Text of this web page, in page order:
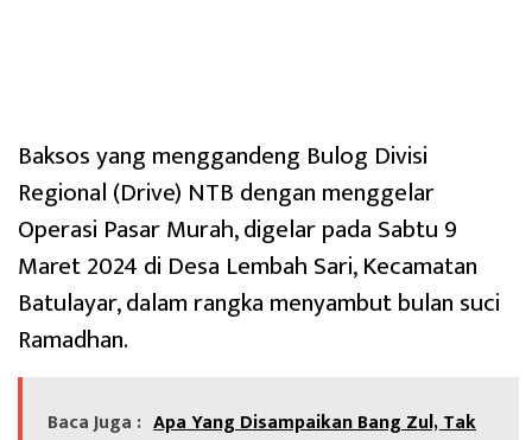
Baksos yang menggandeng Bulog Divisi
Regional (Drive) NTB dengan menggelar
Operasi Pasar Murah, digelar pada Sabtu 9
Maret 2024 di Desa Lembah Sari, Kecamatan
Batulayar, dalam rangka menyambut bulan suci
Ramadhan.
Baca Juga : Apa Yang Disampaikan Bang Zul, Tak